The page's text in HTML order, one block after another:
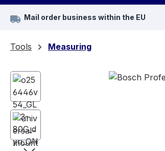
Mail order business within the EU
Tools Measuring
Skip image gallery